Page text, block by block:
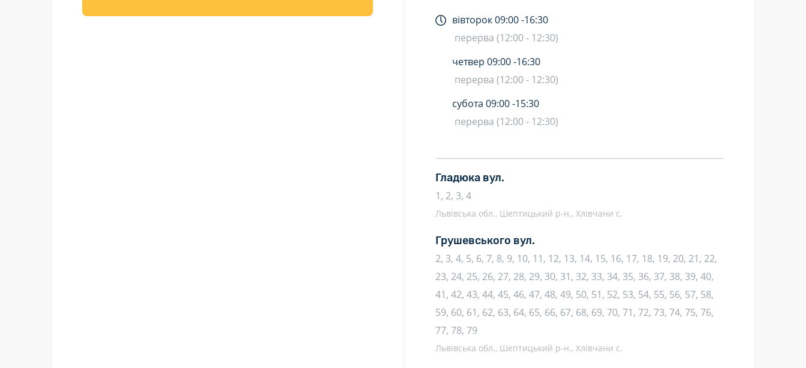
вівторок09:00 -16:30
перерва (12:00 - 12:30)
четвер 09:00 -16:30
перерва (12:00 - 12:30)
субота 09:00 -15:30
перерва (12:00 - 12:30)
Гладюка вул.
1, 2, 3, 4
Львівська обл., Шептицький р-н., Хлівчани с.
Грушевського вул.
2, 3, 4, 5, 6, 7, 8, 9, 10, 11, 12, 13, 14, 15, 16, 17, 18, 19, 20, 21, 22,
23, 24, 25, 26, 27, 28, 29, 30, 31, 32, 33, 34, 35, 36, 37, 38, 39, 40,
41, 42, 43, 44, 45, 46, 47, 48, 49, 50, 51, 52, 53, 54, 55, 56, 57, 58,
59, 60, 61, 62, 63, 64, 65, 66, 67, 68, 69, 70, 71, 72, 73, 74, 75, 76,
77, 78, 79
Львівська обл., Шептицький р-н., Хлівчани с.